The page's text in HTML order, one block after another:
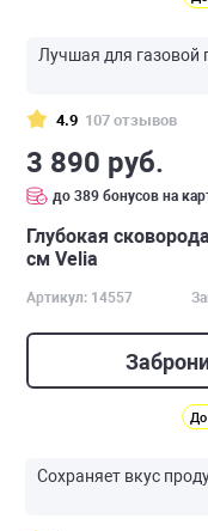
Лучшая для газовой
4.9 107 отзывов
3 890 руб.
до 389 бонусов на
Глубокая
см Velia
Артикул: 14557
До
Сохраняет вкус